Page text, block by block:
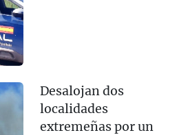
Desalojan dos
localidades
extremeñas por un